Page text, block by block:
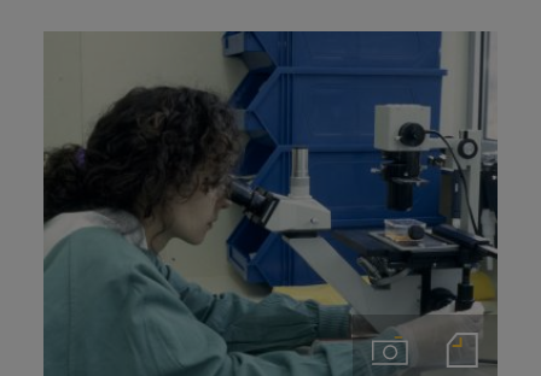
ImágenesNotas de prensa